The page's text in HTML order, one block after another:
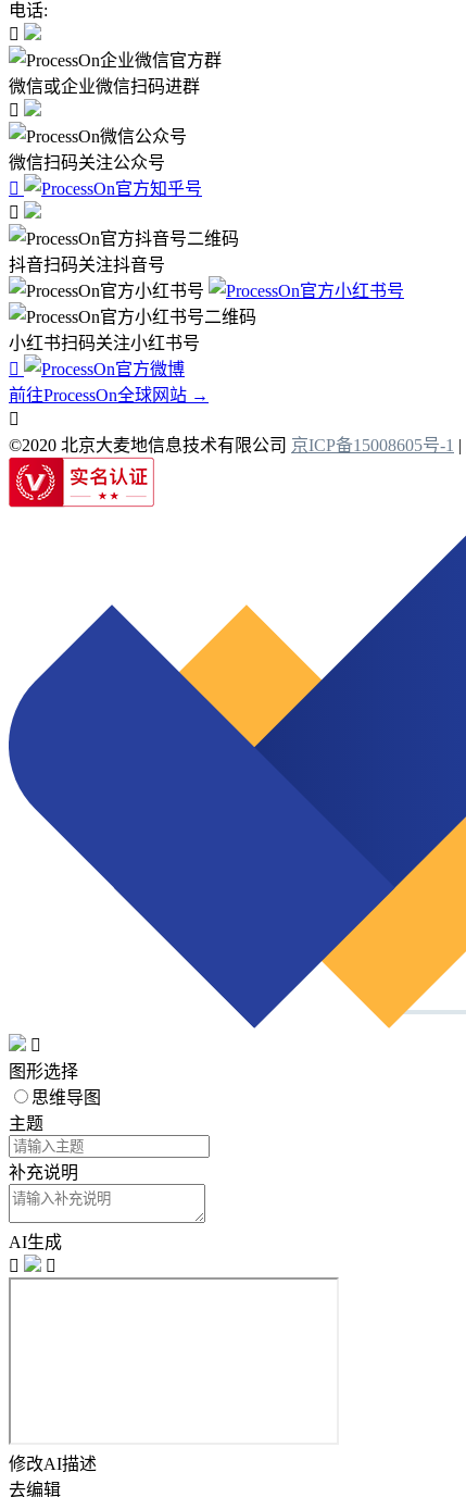
电话:

微信或企业微信扫码进群

微信扫码关注公众号


抖音扫码关注抖音号
小红书扫码关注小红书号

前往ProcessOn全球网站 →

©2020 北京大麦地信息技术有限公司 京ICP备15008605号-1 |

图形选择
思维导图
主题
补充说明
AI生成


修改AI描述
去编辑